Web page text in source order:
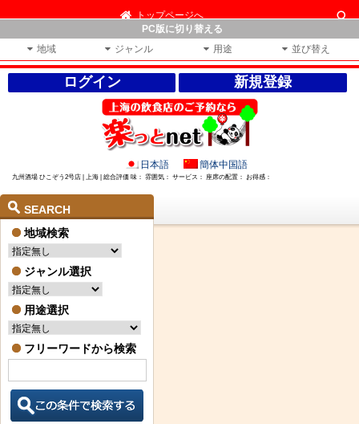
トップページへ
PC版に切り替える
地域
ジャンル 用途 並び替え
ログイン 新規登録
日本語 簡体中国語
九州酒場 ひこぞう2号店 | 上海 | 総合評価 味： 雰囲気： サービス： 座席の配置： お得感：
SEARCH
地域検索
ジャンル選択
用途選択
フリーワードから検索